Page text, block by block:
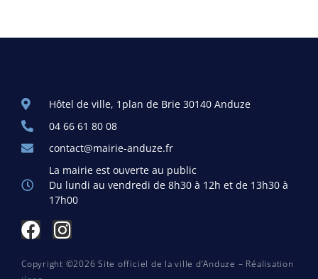
Hôtel de ville, 1plan de Brie 30140 Anduze
04 66 61 80 08
contact@mairie-anduze.fr
La mairie est ouverte au public
Du lundi au vendredi de 8h30 à 12h et de 13h30 à
17h00
Copyright ©2026 Site officiel de la ville d’Anduze – Réalisation